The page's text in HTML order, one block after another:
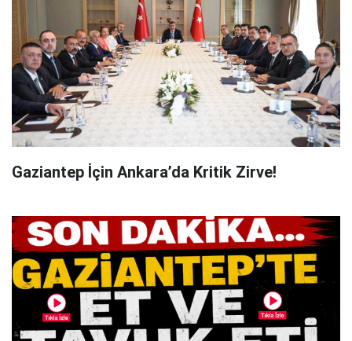
Gaziantep İçin Ankara’da Kritik Zirve!